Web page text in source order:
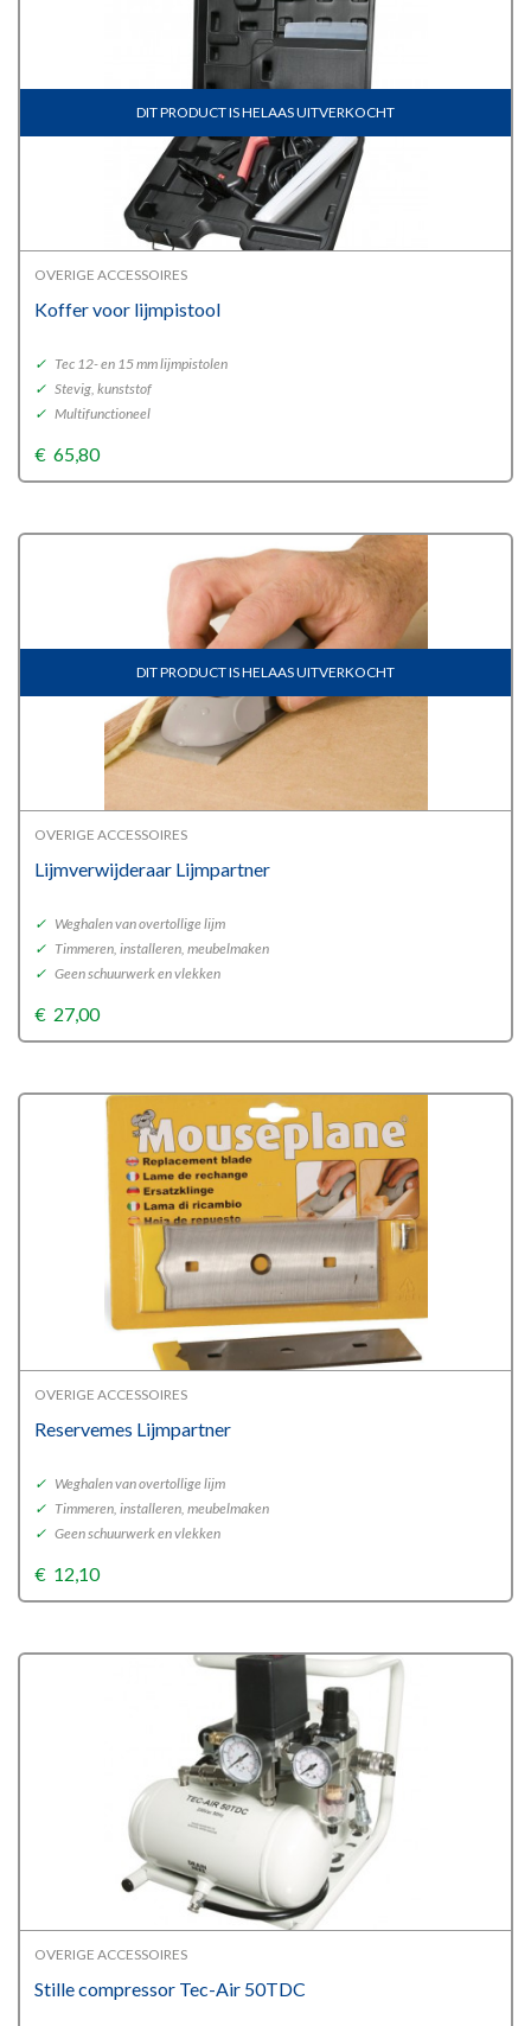
DIT PRODUCT IS HELAAS UITVERKOCHT
OVERIGE ACCESSOIRES
Koffer voor lijmpistool
✓ Tec 12- en 15 mm lijmpistolen
✓ Stevig, kunststof
✓ Multifunctioneel
€ 65,80
DIT PRODUCT IS HELAAS UITVERKOCHT
OVERIGE ACCESSOIRES
Lijmverwijderaar Lijmpartner
✓ Weghalen van overtollige lijm
✓ Timmeren, installeren, meubelmaken
✓ Geen schuurwerk en vlekken
€ 27,00
OVERIGE ACCESSOIRES
Reservemes Lijmpartner
✓ Weghalen van overtollige lijm
✓ Timmeren, installeren, meubelmaken
✓ Geen schuurwerk en vlekken
€ 12,10
OVERIGE ACCESSOIRES
Stille compressor Tec-Air 50TDC